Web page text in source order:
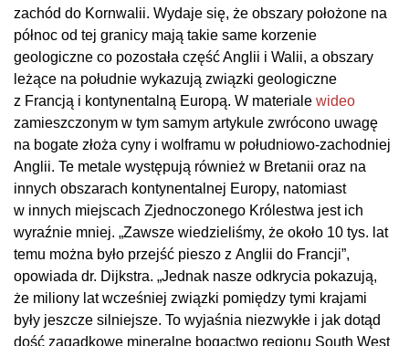
zachód do Kornwalii. Wydaje się, że obszary położone na
północ od tej granicy mają takie same korzenie
geologiczne co pozostała część Anglii i Walii, a obszary
leżące na południe wykazują związki geologiczne
z Francją i kontynentalną Europą. W materiale wideo
zamieszczonym w tym samym artykule zwrócono uwagę
na bogate złoża cyny i wolframu w południowo-zachodniej
Anglii. Te metale występują również w Bretanii oraz na
innych obszarach kontynentalnej Europy, natomiast
w innych miejscach Zjednoczonego Królestwa jest ich
wyraźnie mniej. „Zawsze wiedzieliśmy, że około 10 tys. lat
temu można było przejść pieszo z Anglii do Francji”,
opowiada dr. Dijkstra. „Jednak nasze odkrycia pokazują,
że miliony lat wcześniej związki pomiędzy tymi krajami
były jeszcze silniejsze. To wyjaśnia niezwykłe i jak dotąd
dość zagadkowe mineralne bogactwo regionu South West